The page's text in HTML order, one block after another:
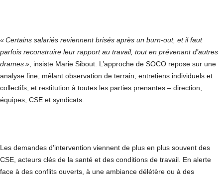
« Certains salariés reviennent brisés après un burn-out, et il faut
parfois reconstruire leur rapport au travail, tout en prévenant d’autres
drames » , insiste Marie Sibout. L’approche de SOCO repose sur une
analyse fine, mêlant observation de terrain, entretiens individuels et
collectifs, et restitution à toutes les parties prenantes – direction,
équipes, CSE et syndicats.
Les demandes d’intervention viennent de plus en plus souvent des
CSE, acteurs clés de la santé et des conditions de travail. En alerte
face à des conflits ouverts, à une ambiance délétère ou à des